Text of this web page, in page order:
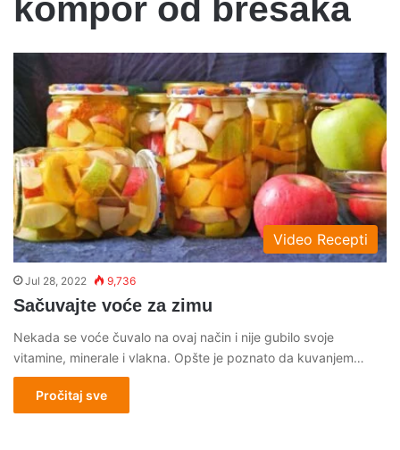
kompor od bresaka
Video Recepti
Jul 28, 2022 9,736
Sačuvajte voće za zimu
Nekada se voće čuvalo na ovaj način i nije gubilo svoje
vitamine, minerale i vlakna. Opšte je poznato da kuvanjem…
Pročitaj sve